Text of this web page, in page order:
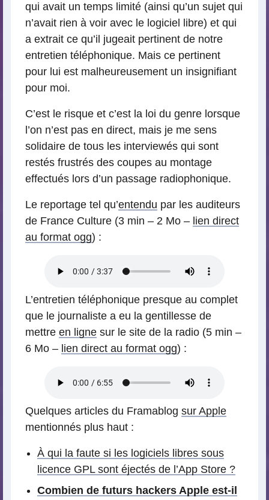
qui avait un temps limité (ainsi qu’un sujet qui
n’avait rien à voir avec le logiciel libre) et qui
a extrait ce qu’il jugeait pertinent de notre
entretien téléphonique. Mais ce pertinent
pour lui est malheureusement un insignifiant
pour moi.
C’est le risque et c’est la loi du genre lorsque
l’on n’est pas en direct, mais je me sens
solidaire de tous les interviewés qui sont
restés frustrés des coupes au montage
effectués lors d’un passage radiophonique.
Le reportage tel qu’entendu par les auditeurs
de France Culture (3 min – 2 Mo – lien direct
au format ogg) :
L’entretien téléphonique presque au complet
que le journaliste a eu la gentillesse de
mettre en ligne sur le site de la radio (5 min –
6 Mo – lien direct au format ogg) :
Quelques articles du Framablog sur Apple
mentionnés plus haut :
À qui la faute si les logiciels libres sous
licence GPL sont éjectés de l’App Store ?
Combien de futurs hackers Apple est-il